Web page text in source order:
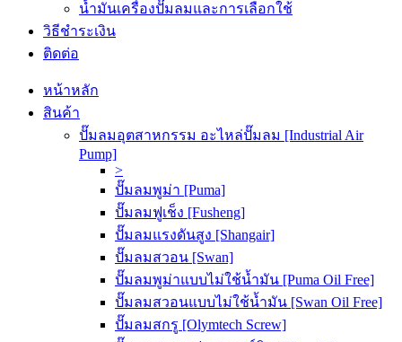
น้ำมันเครื่องปั๊มลมและการเลือกใช้
วิธีชำระเงิน
ติดต่อ
หน้าหลัก
สินค้า
ปั๊มลมอุตสาหกรรม อะไหล่ปั๊มลม [Industrial Air
Pump]
>
ปั๊มลมพูม่า [Puma]
ปั๊มลมฟูเช็ง [Fusheng]
ปั๊มลมแรงดันสูง [Shangair]
ปั๊มลมสวอน [Swan]
ปั๊มลมพูม่าแบบไม่ใช้น้ำมัน [Puma Oil Free]
ปั๊มลมสวอนแบบไม่ใช้น้ำมัน [Swan Oil Free]
ปั๊มลมสกรู [Olymtech Screw]